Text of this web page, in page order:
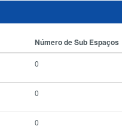
Número de Sub Espaços
0
0
0